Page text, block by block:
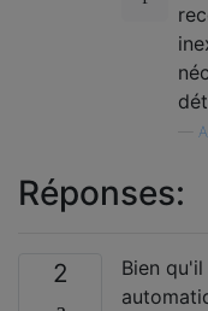
Réponses:
2
Bien